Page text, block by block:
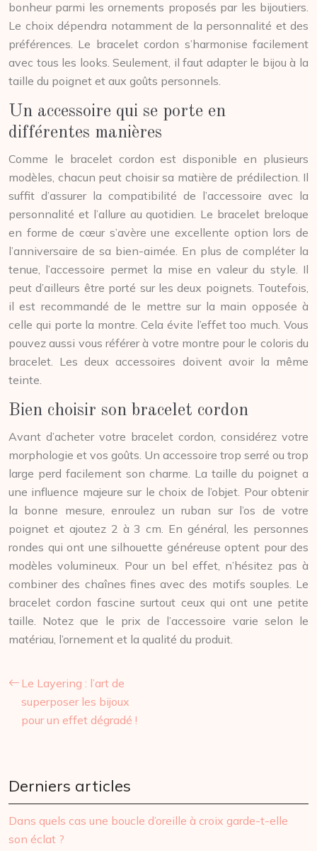
bonheur parmi les ornements proposés par les bijoutiers.
Le choix dépendra notamment de la personnalité et des
préférences. Le bracelet cordon s’harmonise facilement
avec tous les looks. Seulement, il faut adapter le bijou à la
taille du poignet et aux goûts personnels.
Un accessoire qui se porte en
différentes manières
Comme le bracelet cordon est disponible en plusieurs
modèles, chacun peut choisir sa matière de prédilection. Il
suffit d’assurer la compatibilité de l’accessoire avec la
personnalité et l’allure au quotidien. Le bracelet breloque
en forme de cœur s’avère une excellente option lors de
l’anniversaire de sa bien-aimée. En plus de compléter la
tenue, l’accessoire permet la mise en valeur du style. Il
peut d’ailleurs être porté sur les deux poignets. Toutefois,
il est recommandé de le mettre sur la main opposée à
celle qui porte la montre. Cela évite l’effet too much. Vous
pouvez aussi vous référer à votre montre pour le coloris du
bracelet. Les deux accessoires doivent avoir la même
teinte.
Bien choisir son bracelet cordon
Avant d’acheter votre bracelet cordon, considérez votre
morphologie et vos goûts. Un accessoire trop serré ou trop
large perd facilement son charme. La taille du poignet a
une influence majeure sur le choix de l’objet. Pour obtenir
la bonne mesure, enroulez un ruban sur l’os de votre
poignet et ajoutez 2 à 3 cm. En général, les personnes
rondes qui ont une silhouette généreuse optent pour des
modèles volumineux. Pour un bel effet, n’hésitez pas à
combiner des chaînes fines avec des motifs souples. Le
bracelet cordon fascine surtout ceux qui ont une petite
taille. Notez que le prix de l’accessoire varie selon le
matériau, l’ornement et la qualité du produit.
Le Layering : l’art de
superposer les bijoux
pour un effet dégradé !
Derniers articles
Dans quels cas une boucle d’oreille à croix garde-t-elle
son éclat ?